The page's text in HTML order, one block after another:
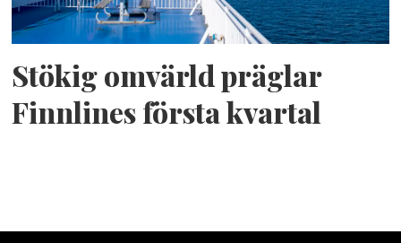
Stökig omvärld präglar
Finnlines första kvartal